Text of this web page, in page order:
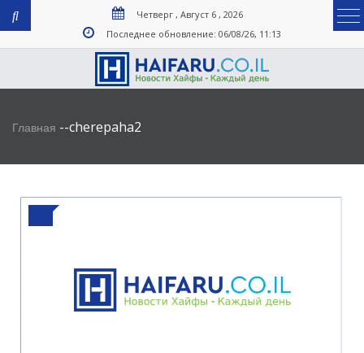
Четверг , Август 6 , 2026
Последнее обновление: 06/08/26, 11:13
Главная --cherepaha2